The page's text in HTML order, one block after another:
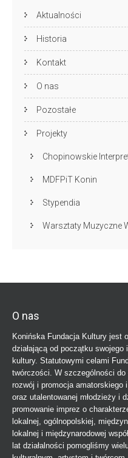
Aktualności
Historia
Kontakt
O nas
Pozostałe
Projekty
Chopinowskie
MDFPiT Konin
Stypendia
Warsztaty Muzyczne
O nas
Konińska Fundacja Kultury jest
działającą od początku
kultury. Statutowymi celami
twórczości. W szczególności
rozwój i promocja amatorskiego
oraz utalentowanej młodzieży i
promowanie imprez o
lokalnej, ogólnopolskiej,
lokalnej i międzynarodowej
lat działalności pomogliśmy